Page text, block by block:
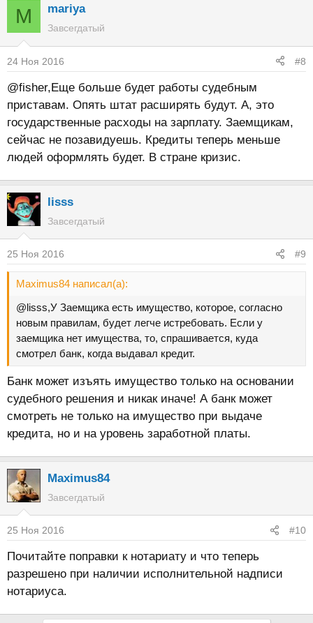
M mariya
Завсегдатый
24 Ноя 2016 #8
@fisher,Еще больше будет работы судебным
приставам. Опять штат расширять будут. А, это
государственные расходы на зарплату. Заемщикам,
сейчас не позавидуешь. Кредиты теперь меньше
людей оформлять будет. В стране кризис.
lisss
Завсегдатый
25 Ноя 2016 #9
Maximus84 написал(а):
@lisss,У Заемщика есть имущество, которое, согласно
новым правилам, будет легче истребовать. Если у
заемщика нет имущества, то, спрашивается, куда
смотрел банк, когда выдавал кредит.
Банк может изъять имущество только на основании
судебного решения и никак иначе! А банк может
смотреть не только на имущество при выдаче
кредита, но и на уровень заработной платы.
Maximus84
Завсегдатый
25 Ноя 2016 #10
Почитайте поправки к нотариату и что теперь
разрешено при наличии исполнительной надписи
нотариуса.